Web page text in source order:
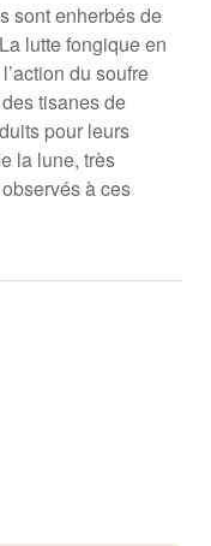
sont enherbés de
lutte fongique en
du soufre
tisanes de
pour leurs
la lune, très
à ces